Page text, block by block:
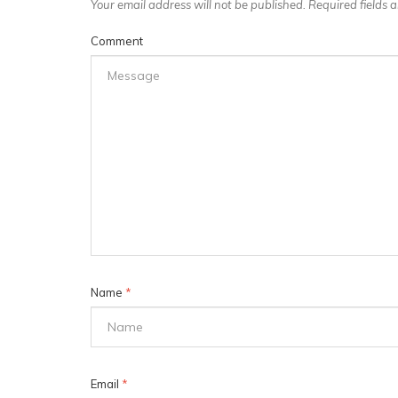
Your email address will not be published. Required fields
Comment
Name *
Email *